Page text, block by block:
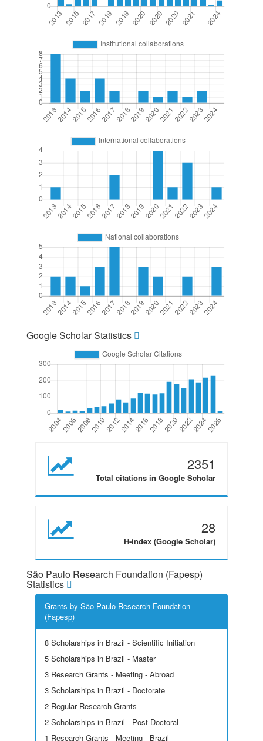
Google Scholar Statistics
2351
Total citations in Google Scholar
28
H-index (Google Scholar)
São Paulo Research Foundation (Fapesp)
Statistics
Grants by São Paulo Research Foundation
(Fapesp)
8 Scholarships in Brazil - Scientific Initiation
5 Scholarships in Brazil - Master
3 Research Grants - Meeting - Abroad
3 Scholarships in Brazil - Doctorate
2 Regular Research Grants
2 Scholarships in Brazil - Post-Doctoral
1 Research Grants - Meeting - Brazil